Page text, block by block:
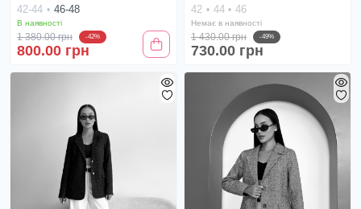
42-44 46-48
В наявності
1 380.00 грн -42%
800.00 грн
42 44 46
Немає в наявності
1 430.00 грн -49%
730.00 грн